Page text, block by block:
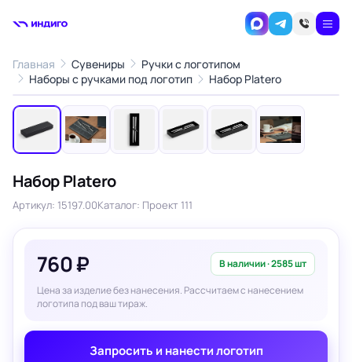
Главная Сувениры
Ручки с логотипом
Наборы с ручками под логотип
Набор Platero
‹ ›
Набор Platero
Артикул: 15197.00Каталог: Проект 111
760 ₽ В наличии · 2585 шт
Цена за изделие без нанесения. Рассчитаем с нанесением
логотипа под ваш тираж.
Запросить и нанести логотип